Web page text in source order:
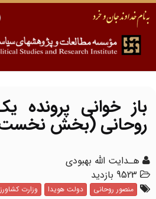
باز خوانی پرونده
روحانی (بخش نخست)
هـدایت‌ الله بهبودی
9523 بازدید
منصور روحانی دولت هویدا وزارت کشاورزی